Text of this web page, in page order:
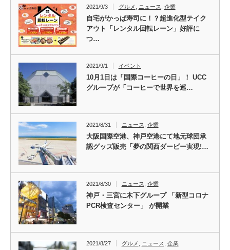
2021/9/3 グルメ ニュース 企業
自宅がかっぱ寿司に！？超進化型テイク
アウト「レンタル回転レーン」好評に
つ…
2021/9/1 イベント
10月1日は「国際コーヒーの日」！ UCC
グループが「コーヒーで世界を巡…
2021/8/31 ニュース 企業
大阪国際空港、神戸空港にて地元球団承
認グッズ販売「夢の関西ダービー実現!…
2021/8/30 ニュース 企業
神戸・三宮に木下グループ 「新型コロナ
PCR検査センター」 が開業
2021/8/27 グルメ ニュース 企業